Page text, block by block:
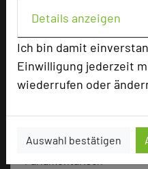
Details anzeigen
Ich bin damit
Einwilligung jederzeit
wiederrufen oder
Auswahl bestätigen
Hotel
Hoteldaten
Max. Tagungskapazität
U-Form